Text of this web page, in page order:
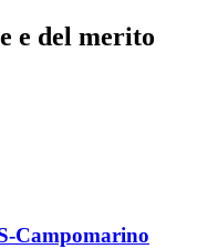
e del merito
Campomarino